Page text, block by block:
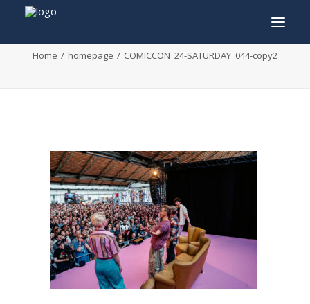
ACTIVITEITEN
CONTACT
TICKETS
ENGLISH
Home homepage COMICCON_24-SATURDAY_044-copy2